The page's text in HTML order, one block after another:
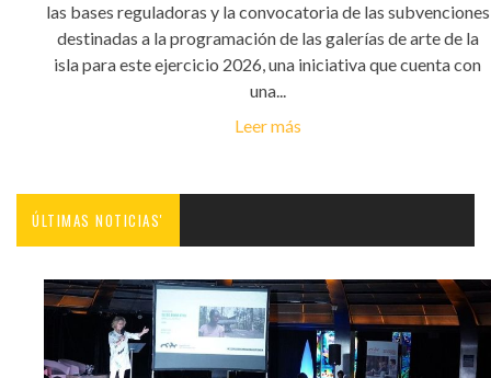
las bases reguladoras y la convocatoria de las subvenciones
destinadas a la programación de las galerías de arte de la
isla para este ejercicio 2026, una iniciativa que cuenta con
una...
Leer más
ÚLTIMAS NOTICIAS'